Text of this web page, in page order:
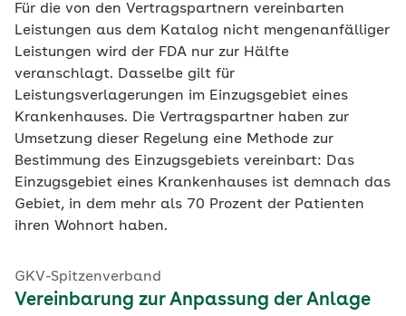
Für die von den Vertragspartnern vereinbarten
Leistungen aus dem Katalog nicht mengenanfälliger
Leistungen wird der FDA nur zur Hälfte
veranschlagt. Dasselbe gilt für
Leistungsverlagerungen im Einzugsgebiet eines
Krankenhauses. Die Vertragspartner haben zur
Umsetzung dieser Regelung eine Methode zur
Bestimmung des Einzugsgebiets vereinbart: Das
Einzugsgebiet eines Krankenhauses ist demnach das
Gebiet, in dem mehr als 70 Prozent der Patienten
ihren Wohnort haben.
GKV-Spitzenverband
Vereinbarung zur Anpassung der Anlage